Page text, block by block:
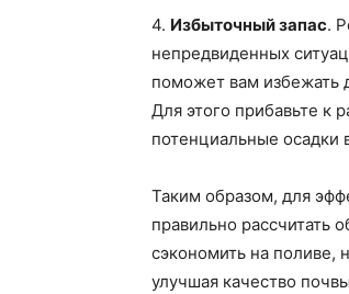
4. Избыточный запас.
непредвиденных
поможет вам избежать
Для этого прибавьте к
потенциальные осадки
Таким образом, для
правильно рассчитать
сэкономить на поливе,
улучшая качество